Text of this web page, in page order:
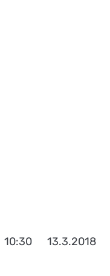
13.3.2018
10:30